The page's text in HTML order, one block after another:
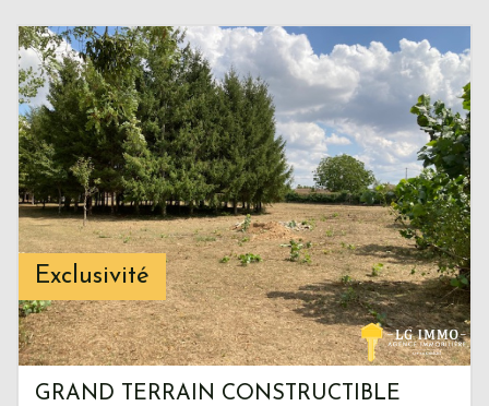
Exclusivité
GRAND TERRAIN CONSTRUCTIBLE